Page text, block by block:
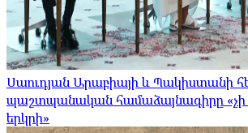
Սաուդյան Արաբիայի և Պակիստանի
պաշտպանական համաձայնագիրը «չի
երկրի»